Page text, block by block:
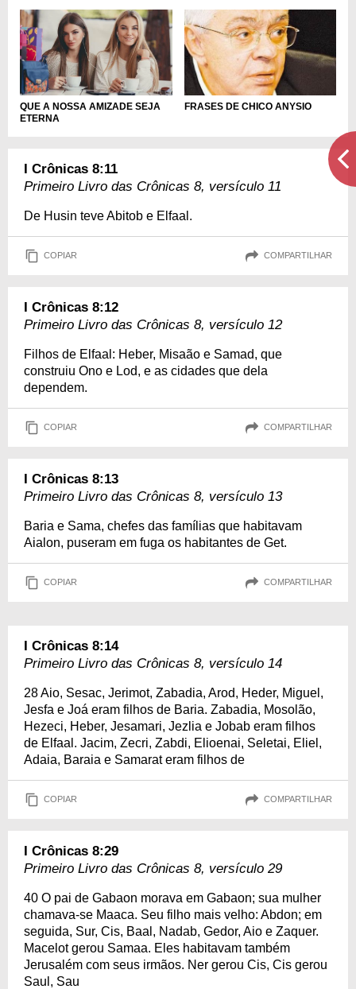
QUE A NOSSA AMIZADE SEJA
ETERNA
FRASES DE CHICO ANYSIO
I Crônicas 8:11
Primeiro Livro das Crônicas 8, versículo 11
De Husin teve Abitob e Elfaal.
COPIAR COMPARTILHAR
I Crônicas 8:12
Primeiro Livro das Crônicas 8, versículo 12
Filhos de Elfaal: Heber, Misaão e Samad, que
construiu Ono e Lod, e as cidades que dela
dependem.
COPIAR COMPARTILHAR
I Crônicas 8:13
Primeiro Livro das Crônicas 8, versículo 13
Baria e Sama, chefes das famílias que habitavam
Aialon, puseram em fuga os habitantes de Get.
COPIAR COMPARTILHAR
I Crônicas 8:14
Primeiro Livro das Crônicas 8, versículo 14
28 Aio, Sesac, Jerimot, Zabadia, Arod, Heder, Miguel,
Jesfa e Joá eram filhos de Baria. Zabadia, Mosolão,
Hezeci, Heber, Jesamari, Jezlia e Jobab eram filhos
de Elfaal. Jacim, Zecri, Zabdi, Elioenai, Seletai, Eliel,
Adaia, Baraia e Samarat eram filhos de
COPIAR COMPARTILHAR
I Crônicas 8:29
Primeiro Livro das Crônicas 8, versículo 29
40 O pai de Gabaon morava em Gabaon; sua mulher
chamava-se Maaca. Seu filho mais velho: Abdon; em
seguida, Sur, Cis, Baal, Nadab, Gedor, Aio e Zaquer.
Macelot gerou Samaa. Eles habitavam também
Jerusalém com seus irmãos. Ner gerou Cis, Cis gerou
Saul, Sau